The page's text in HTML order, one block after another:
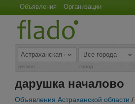
Объявления Организации
регион город
дарушка началово
Объявления Астраханской области /